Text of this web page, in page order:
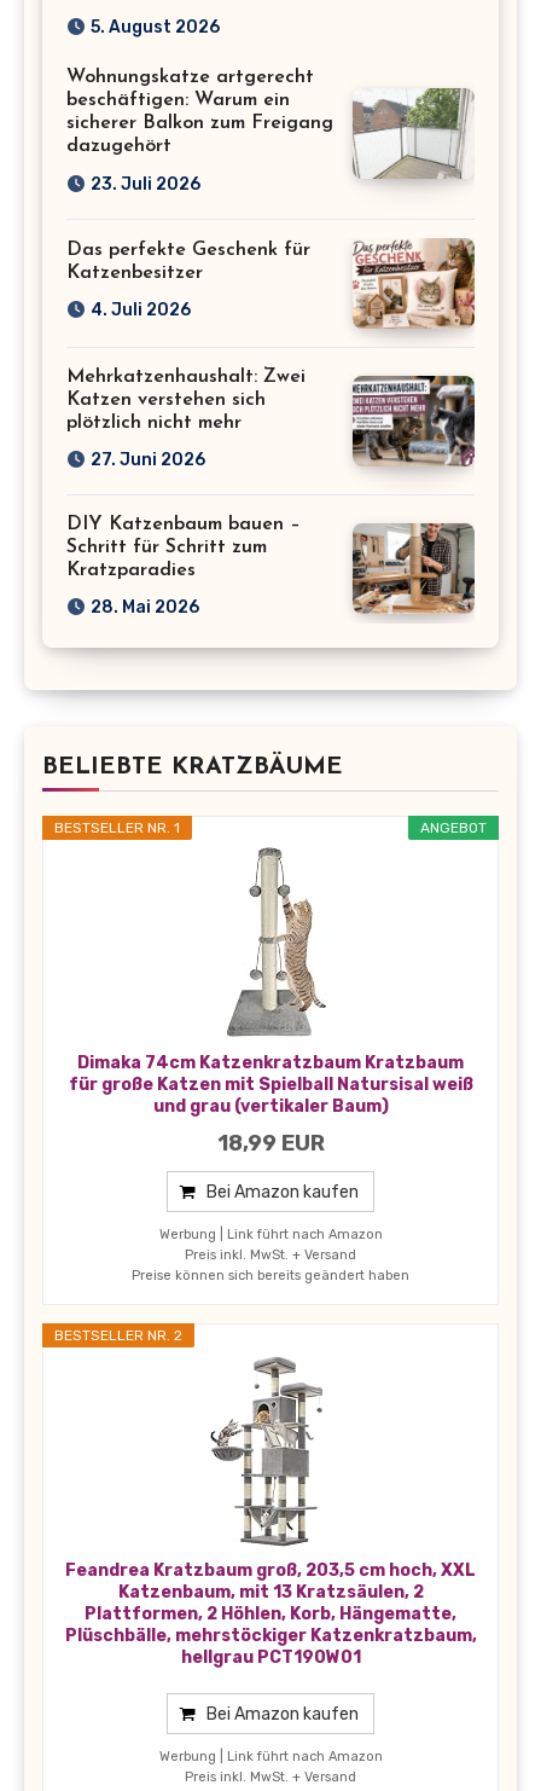
Katzenmotiv für
5. August 2026
Wohnungskatze artgerecht
beschäftigen: Warum ein
sicherer Balkon zum Freigang
dazugehört
23. Juli 2026
Das perfekte Geschenk für
Katzenbesitzer
4. Juli 2026
Mehrkatzenhaushalt: Zwei
Katzen verstehen sich
plötzlich nicht mehr
27. Juni 2026
DIY Katzenbaum bauen –
Schritt für Schritt zum
Kratzparadies
28. Mai 2026
BELIEBTE KRATZBÄUME
ANGEBOT
BESTSELLER NR. 1
Dimaka 74cm Katzenkratzbaum Kratzbaum
für große Katzen mit Spielball Natursisal weiß
und grau (vertikaler Baum)
18,99 EUR
Bei Amazon kaufen
Werbung | Link führt nach Amazon
Preis inkl. MwSt. + Versand
Preise können sich bereits geändert haben
BESTSELLER NR. 2
Feandrea Kratzbaum groß, 203,5 cm hoch, XXL
Katzenbaum, mit 13 Kratzsäulen, 2
Plattformen, 2 Höhlen, Korb, Hängematte,
Plüschbälle, mehrstöckiger Katzenkratzbaum,
hellgrau PCT190W01
Bei Amazon kaufen
Werbung | Link führt nach Amazon
Preis inkl. MwSt. + Versand